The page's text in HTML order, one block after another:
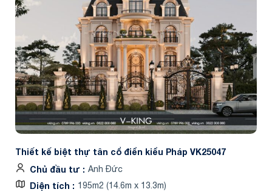
Thiết kế biệt thự tân cổ điển kiểu Pháp VK25047
Chủ đầu tư
Anh Đức
Diện tích 195m2 (14.6m x 13.3m)